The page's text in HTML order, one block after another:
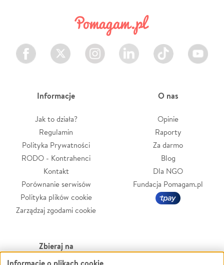
Facebook Twitter Instagram LinkedIn TikTok Youtube
Informacje
Jak to działa?
Regulamin
Polityka Prywatności
RODO - Kontrahenci
Kontakt
Porównanie serwisów
Polityka plików cookie
Zarządzaj zgodami cookie
O nas
Opinie
Raporty
Za darmo
Blog
Dla NGO
Fundacja Pomagam.pl
Zbieraj na